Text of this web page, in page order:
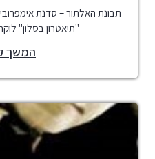
תבונת האלתור – סדנת
"תיאטרון בסלון"
המשך